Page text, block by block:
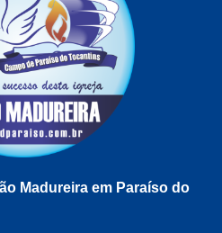
Madureira em Paraíso do